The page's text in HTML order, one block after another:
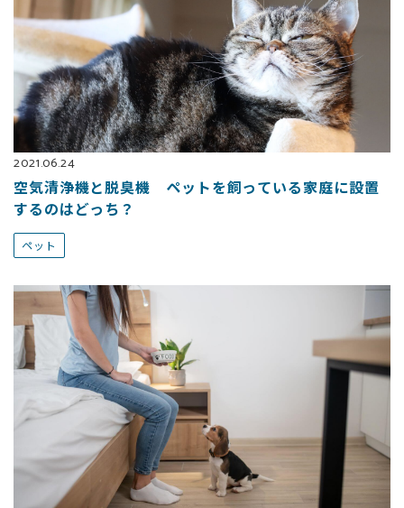
2021.06.24
空気清浄機と脱臭機 ペットを飼っている家庭に設置
するのはどっち？
ペット